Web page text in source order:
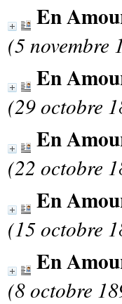
En
(5 novembre
En
(29 octobre
En
(22 octobre
En
(15 octobre
En
(8 octobre